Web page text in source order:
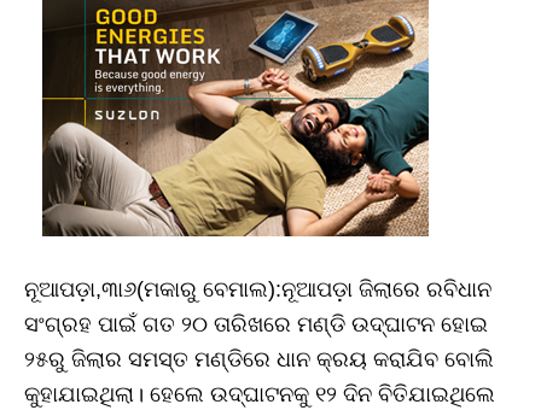
ନୂଆପଡ଼ା,୩ା୬(ମକାରୁ ବେମାଲ):ନୂଆପଡ଼ା ଜିଲାରେ ରବିଧାନ
ସଂଗ୍ରହ ପାଇଁ ଗତ ୨୦ ତାରିଖରେ ମଣ୍ଡି ଉଦ୍‌ଘାଟନ ହୋଇ
୨୫ରୁ ଜିଲାର ସମସ୍ତ ମଣ୍ଡିରେ ଧାନ କ୍ରୟ କରାଯିବ ବୋଲି
କୁହାଯାଇଥିଲା। ହେଲେ ଉଦ୍‌ଘାଟନକୁ ୧୨ ଦିନ ବିତିଯାଇଥିଲେ